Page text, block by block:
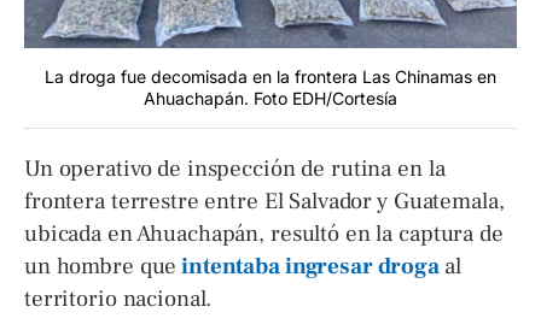
La droga fue decomisada en la frontera Las Chinamas en
Ahuachapán. Foto EDH/Cortesía
Un operativo de inspección de rutina en la
frontera terrestre entre El Salvador y Guatemala,
ubicada en Ahuachapán, resultó en la captura de
un hombre que intentaba ingresar droga al
territorio nacional.